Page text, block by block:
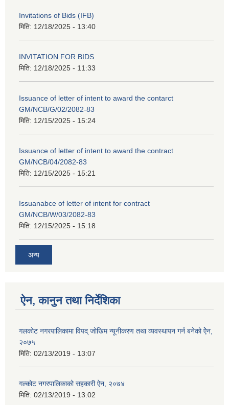
Invitations of Bids (IFB)
मिति: 12/18/2025 - 13:40
INVITATION FOR BIDS
मिति: 12/18/2025 - 11:33
Issuance of letter of intent to award the contarct
GM/NCB/G/02/2082-83
मिति: 12/15/2025 - 15:24
Issuance of letter of intent to award the contract
GM/NCB/04/2082-83
मिति: 12/15/2025 - 15:21
Issuanabce of letter of intent for contract
GM/NCB/W/03/2082-83
मिति: 12/15/2025 - 15:18
अन्य
ऐन, कानुन तथा निर्देशिका
गलकोट नगरपालिकामा विपद् जोखिम न्यूनीकरण तथा व्यवस्थापन गर्न बनेको ऐेन,
२०७५
मिति: 02/13/2019 - 13:07
गल्कोट नगरपालिकाको सहकारी ऐन, २०७४
मिति: 02/13/2019 - 13:02